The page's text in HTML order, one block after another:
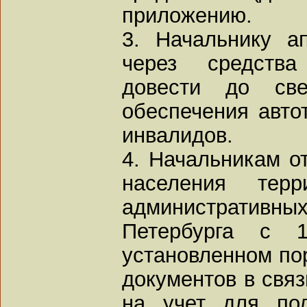
приложению.
3. Начальнику
через
довести до
обеспечения
инвалидов.
4. Начальникам
населения
Петербурга с
установленном
документов в